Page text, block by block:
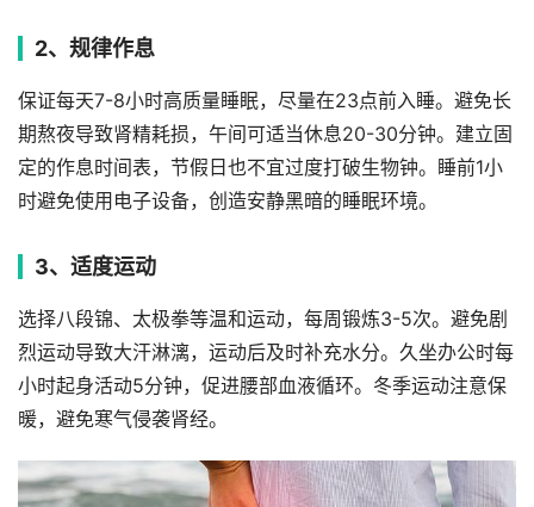
2、规律作息
保证每天7-8小时高质量睡眠，尽量在23点前入睡。避免长
期熬夜导致肾精耗损，午间可适当休息20-30分钟。建立固
定的作息时间表，节假日也不宜过度打破生物钟。睡前1小
时避免使用电子设备，创造安静黑暗的睡眠环境。
3、适度运动
选择八段锦、太极拳等温和运动，每周锻炼3-5次。避免剧
烈运动导致大汗淋漓，运动后及时补充水分。久坐办公时每
小时起身活动5分钟，促进腰部血液循环。冬季运动注意保
暖，避免寒气侵袭肾经。